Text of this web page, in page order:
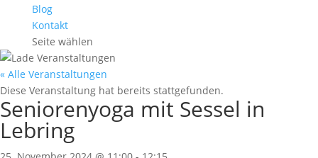
Blog
Kontakt
Seite wählen
« Alle Veranstaltungen
Diese Veranstaltung hat bereits stattgefunden.
Seniorenyoga mit Sessel in
Lebring